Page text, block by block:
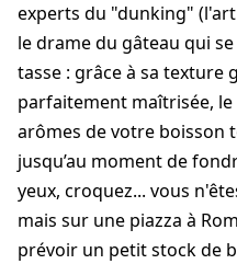
experts du "dunking"
le drame du gâteau qui
tasse : grâce à sa
parfaitement maîtrisée,
arômes de votre boisson
jusqu’au moment de
yeux, croquez... vous
mais sur une piazza à
prévoir un petit stock de